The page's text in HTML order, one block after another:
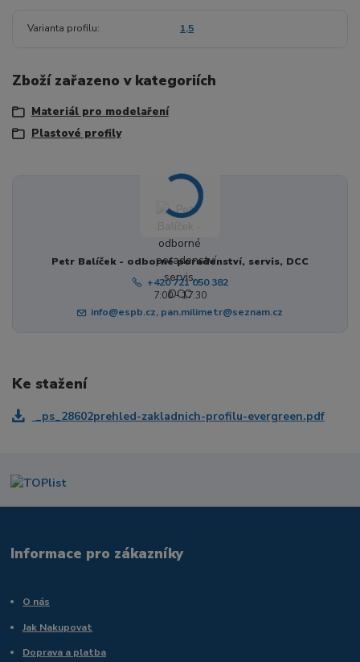
Varianta profilu 1,5
Zboží zařazeno v kategoriích
Materiál pro modelaření
Plastové profily
Petr Balíček - odborné poradenství, servis, DCC
+420 721 050 382
7:00 - 17:30
info@espb.cz, pan.milimetr@seznam.cz
Ke stažení
_ps_28602prehled-zakladnich-profilu-evergreen.pdf
Informace pro zákazníky
O nás
Jak Nakupovat
Doprava a platba